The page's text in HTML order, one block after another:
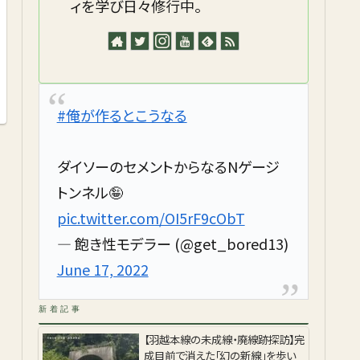
ィを学び日々修行中。
#俺が作るとこうなる
ダイソーのセメントからなるNゲージ
トンネル🤪
pic.twitter.com/OI5rF9cObT
— 飽き性モデラー (@get_bored13)
June 17, 2022
新着記事
【羽越本線の未成線・廃線跡探訪】完
成目前で消えた「幻の新線」を歩い